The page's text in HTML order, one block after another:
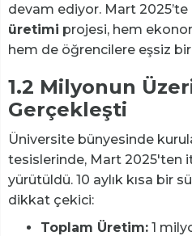
devam ediyor. Mart 2025’te
üretimi projesi, hem
hem de öğrencilere eşsiz
1.2 Milyonun
Gerçekleşti
Üniversite bünyesinde
tesislerinde, Mart 2025'ten
yürütüldü. 10 aylık kısa bir
dikkat çekici:
Toplam Üretim: 1